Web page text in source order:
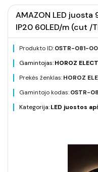
AMAZON LED
IP20 60LED/m (cut /
Produkto ID:0STR-081-
Gamintojas:HOROZ
Prekės ženklas:HOROZ
Gamintojo kodas:0STR-
Kategorija:LED juostos